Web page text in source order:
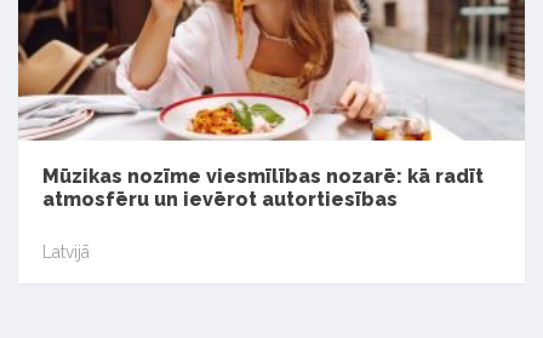
Mūzikas nozīme viesmīlības nozarē: kā radīt
atmosfēru un ievērot autortiesības
Latvijā